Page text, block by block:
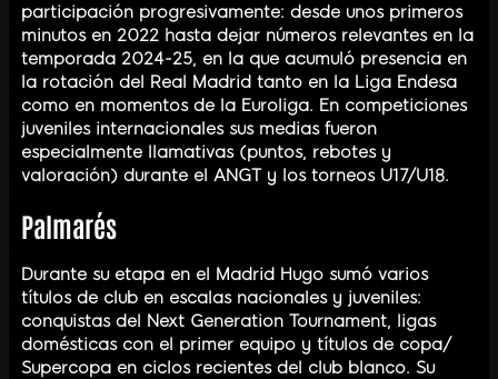
participación progresivamente: desde unos primeros
minutos en 2022 hasta dejar números relevantes en la
temporada 2024-25, en la que acumuló presencia en
la rotación del Real Madrid tanto en la Liga Endesa
como en momentos de la Euroliga. En competiciones
juveniles internacionales sus medias fueron
especialmente llamativas (puntos, rebotes y
valoración) durante el ANGT y los torneos U17/U18.
Palmarés
Durante su etapa en el Madrid Hugo sumó varios
títulos de club en escalas nacionales y juveniles:
conquistas del Next Generation Tournament, ligas
domésticas con el primer equipo y títulos de copa/
Supercopa en ciclos recientes del club blanco. Su